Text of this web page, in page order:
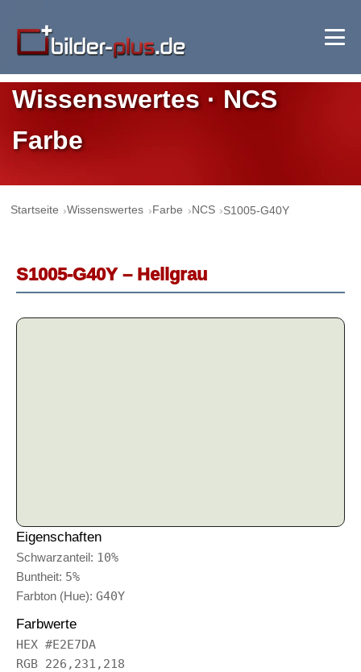
Wissenswertes · NCS
Farbe
Startseite Wissenswertes Farbe NCS S1005-G40Y
S1005-G40Y – Hellgrau
Eigenschaften
Schwarzanteil: 10%
Buntheit: 5%
Farbton (Hue): G40Y
Farbwerte
HEX #E2E7DA
RGB 226,231,218